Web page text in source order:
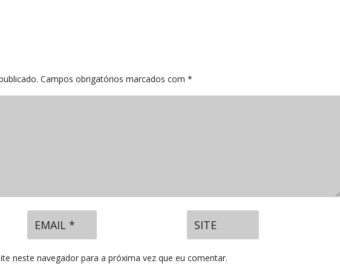
Campos obrigatórios marcados com*
neste navegador para a próxima vez que eu comentar.